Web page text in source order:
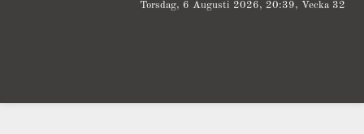
Torsdag, 6 Augusti 2026, 20:39, Vecka 32